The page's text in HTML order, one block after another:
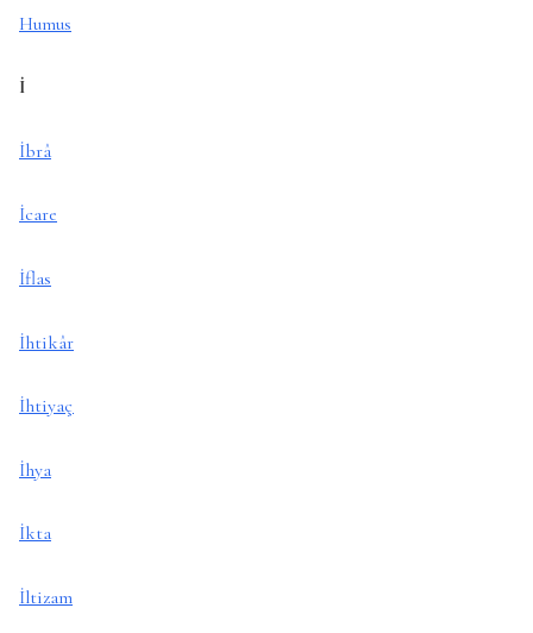
Humus
İ
İbrâ
İcare
İflas
İhtikâr
İhtiyaç
İhya
İkta
İltizam